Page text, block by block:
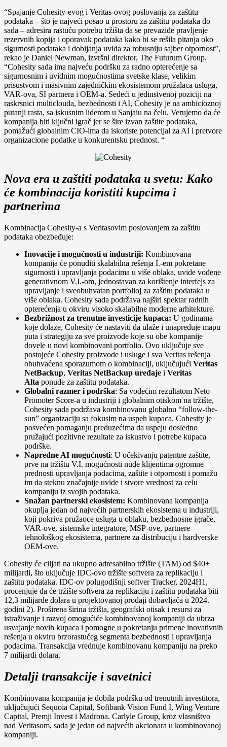
“Spajanje Cohesity-evog i Veritas-ovog poslovanja za zaštitu
podataka – što je najveći posao u prostoru za zaštitu podataka do
sada – adresira rastuću potrebu tržišta da se prevaziđe pravljenje
rezervnih kopija i oporavak podataka kako bi se rešila pitanja oko
sigurnosti podataka i dobijanja uvida za robusniju sajber otpornost”,
rekao je Daniel Newman, izvršni direktor, The Futurum Group.
“Cohesity sada ima najveću podršku za radno opterećenje sa
sigurnosnim i uvidnim mogućnostima svetske klase, velikim
prisustvom i masivnim zajedničkim ekosistemom pružalaca usluga,
VAR-ova, SI partnera i OEM-a. Sedeći u jedinstvenoj poziciji na
raskrsnici multiclouda, bezbednosti i AI, Cohesity je na ambicioznoj
putanji rasta, sa iskusnim liderom u Sanjaiu na čelu. Verujemo da će
kompanija biti ključni igrač jer se šire izvan zaštite podataka,
pomažući globalnim CIO-ima da iskoriste potencijal za AI i pretvore
organizacione podatke u konkurentsku prednost. “
Nova era u zaštiti podataka u svetu: Kako
će kombinacija koristiti kupcima i
partnerima
Kombinacija Cohesity-a s Veritasovim poslovanjem za zaštitu
podataka obezbeđuje:
Inovacije i mogućnosti u industriji: Kombinovana
kompanija će ponuditi skalabilna rešenja I.-em pokretane
sigurnosti i upravljanja podacima u više oblaka, uvide vođene
generativnom V.I.-om, jednostavan za korištenje interfejs za
upravljanje i sveobuhvatan portfolioj za zaštitu podataka u
više oblaka. Cohesity sada podržava najširi spektar radnih
opterećenja u okviru visoko skalabilne moderne arhitekture.
Bezbrižnost za trenutne investicije kupaca: U godinama
koje dolaze, Cohesity će nastaviti da ulaže i unapređuje mapu
puta i strategiju za sve proizvode koje su obe kompanije
dovele u novi kombinovani portfolio. Ovo uključuje sve
postojeće Cohesity proizvode i usluge i sva Veritas rešenja
obuhvaćena sporazumom o kombinaciji, uključujući Veritas
NetBackup, Veritas NetBackup uređaje i Veritas
Alta ponude za zaštitu podataka.
Globalni razmer i podrška: Sa vodećim rezultatom Neto
Promoter Score-a u industriji i globalnim otiskom na tržište,
Cohesity sada podržava kombinovanu globalnu “follow-the-
sun” organizaciju sa fokusim na uspeh kupaca. Cohesity je
posvećen pomaganju preduzećima da uspeju dosledno
pružajući pozitivne rezultate za iskustvo i potrebe kupaca
podrške.
Napredne AI mogućnosti: U očekivanju patentne zaštite,
prve na tržištu V.I. mogućnosti nude klijentima ogromne
prednosti upravljanja podacima, zaštite i otpornosti i pomažu
im da steknu značajnije uvide i stvore vrednost za celu
kompaniju iz svojih podataka.
Snažan partnerski ekosistem: Kombinovana kompanija
okuplja jedan od najvećih partnerskih ekosistema u industriji,
koji pokriva pružaoce usluga u oblaku, bezbednosne igrače,
VAR-ove, sistemske integratore, MSP-ove, partnere
tehnološkog ekosistema, partnere za distribuciju i hardverske
OEM-ove.
Cohesity će ciljati na ukupno adresabilno tržište (TAM) od $40+
milijardi, što uključuje IDC-ovo tržište softvera za replikaciju i
zaštitu podataka. IDC-ov polugodišnji softver Tracker, 2024H1,
procenjuje da će tržište softvera za replikaciju i zaštitu podataka biti
12,3 milijarde dolara u projektovanoj prodaji dobavljača u 2024.
godini 2). Proširena širina tržišta, geografski otisak i resursi za
istraživanje i razvoj omogućiće kombinovanoj kompaniji da ubrza
usvajanje novih kupaca i pomogne u pokretanju primene inovativnih
rešenja u okviru brzorastućeg segmenta bezbednosti i upravljanja
podacima. Transakcija vrednuje kombinovanu kompaniju na preko
7 milijardi dolara.
Detalji transakcije i savetnici
Kombinovana kompanija je dobila podršku od trenutnih investitora,
uključujući Sequoia Capital, Softbank Vision Fund I, Wing Venture
Capital, Premji Invest i Madrona. Carlyle Group, kroz vlasništvo
nad Veritasom, sada je jedan od najvećih akcionara u kombinovanoj
kompaniji.